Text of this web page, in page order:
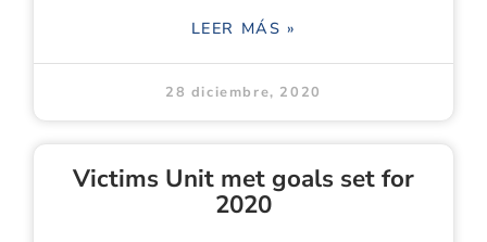
LEER MÁS »
28 diciembre, 2020
Victims Unit met goals set for
2020